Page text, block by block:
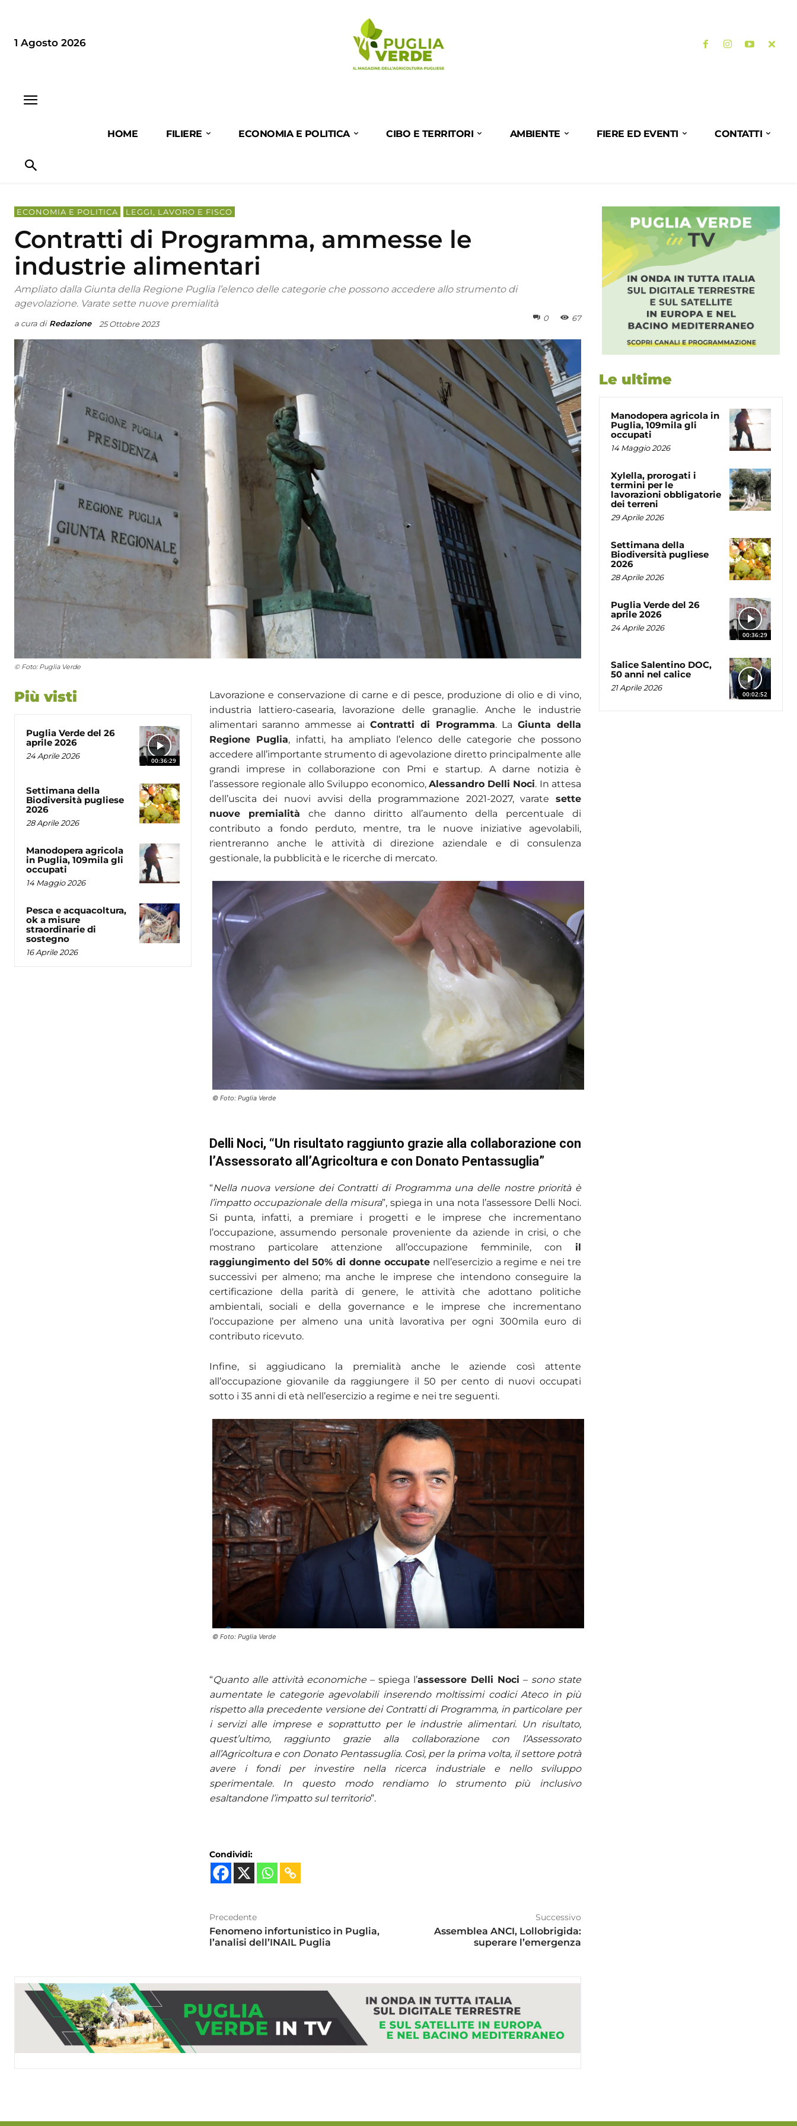
1 Agosto 2026
HOME FILIERE ECONOMIA E POLITICA CIBO E TERRITORI AMBIENTE FIERE ED EVENTI CONTATTI
ECONOMIA E POLITICA LEGGI, LAVORO E FISCO
Contratti di Programma, ammesse le
industrie alimentari
Ampliato dalla Giunta della Regione Puglia l’elenco delle categorie che possono accedere allo strumento di
agevolazione. Varate sette nuove premialità
a cura di Redazione 25 Ottobre 2023
0 67
© Foto: Puglia Verde
Più visti
00:36:29
Puglia Verde del 26
aprile 2026
24 Aprile 2026
Settimana della
Biodiversità pugliese
2026
28 Aprile 2026
Manodopera agricola
in Puglia, 109mila gli
occupati
14 Maggio 2026
Pesca e acquacoltura,
ok a misure
straordinarie di
sostegno
16 Aprile 2026
Lavorazione e conservazione di carne e di pesce, produzione di olio e di vino,
industria lattiero-casearia, lavorazione delle granaglie. Anche le industrie
alimentari saranno ammesse ai Contratti di Programma. LaGiunta della
Regione Puglia, infatti, ha ampliato l’elenco delle categorie che possono
accedere all’importante strumento di agevolazione diretto principalmente alle
grandi imprese in collaborazione con Pmi e startup. A darne notizia è
l’assessore regionale allo Sviluppo economico, Alessandro Delli Noci. In attesa
dell’uscita dei nuovi avvisi della programmazione 2021-2027, varate sette
nuove premialità che danno diritto all’aumento della percentuale di
contributo a fondo perduto, mentre, tra le nuove iniziative agevolabili,
rientreranno anche le attività di direzione aziendale e di consulenza
gestionale, la pubblicità e le ricerche di mercato.
© Foto: Puglia Verde
Delli Noci, “Un risultato raggiunto grazie alla collaborazione con
l’Assessorato all’Agricoltura e con Donato Pentassuglia”
“Nella nuova versione dei Contrattidi Programma una delle nostre priorità è
l’impatto occupazionale della misura”, spiega in una nota l’assessore Delli Noci.
Si punta, infatti, a premiare i progetti e le imprese che incrementano
l’occupazione, assumendo personale proveniente da aziende in crisi, o che
mostrano particolare attenzione all’occupazione femminile, con il
raggiungimento del 50% di donne occupatenell’esercizio a regime e nei tre
successivi per almeno; ma anche le imprese che intendono conseguire la
certificazione della parità di genere, le attività che adottano politiche
ambientali, sociali e della governance e le imprese che incrementano
l’occupazione per almeno una unità lavorativa per ogni 300mila euro di
contributo ricevuto.
Infine, si aggiudicano la premialità anche le aziende così attente
all’occupazione giovanile da raggiungere il 50 per cento di nuovi occupati
sotto i 35 anni di età nell’esercizio a regime e nei tre seguenti.
© Foto: Puglia Verde
“Quanto alle attività economiche– spiega l’assessore Delli Noci – sono state
aumentate le categorie agevolabili inserendo moltissimi codici Ateco in più
rispetto alla precedente versione dei Contratti di Programma, in particolare per
i servizi alle imprese e soprattutto per le industrie alimentari. Un risultato,
quest’ultimo, raggiunto grazie alla collaborazione con l’Assessorato
all’Agricoltura e con Donato Pentassuglia. Così, per la prima volta, il settore potrà
avere i fondi per investire nella ricerca industriale e nello sviluppo
sperimentale. In questo modo rendiamo lo strumento più inclusivo
esaltandone l’impatto sul territorio”.
Condividi:
Precedente
Fenomeno infortunistico in Puglia,
l’analisi dell’INAIL Puglia
Successivo
Assemblea ANCI, Lollobrigida:
superare l’emergenza
Le ultime
Manodopera agricola in
Puglia, 109mila gli
occupati
14 Maggio 2026
Xylella, prorogati i
termini per le
lavorazioni obbligatorie
dei terreni
29 Aprile 2026
Settimana della
Biodiversità pugliese
2026
28 Aprile 2026
00:36:29
Puglia Verde del 26
aprile 2026
24 Aprile 2026
00:02:52
Salice Salentino DOC,
50 anni nel calice
21 Aprile 2026